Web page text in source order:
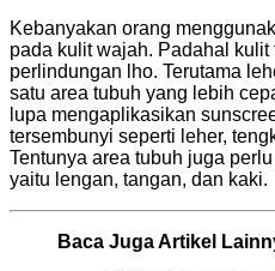
Kebanyakan orang
pada kulit wajah. Padahal kulit
perlindungan lho. Terutama
satu area tubuh yang lebih
lupa mengaplikasikan
tersembunyi seperti leher,
Tentunya area tubuh juga
yaitu lengan, tangan, dan kaki.
Baca Juga Artikel